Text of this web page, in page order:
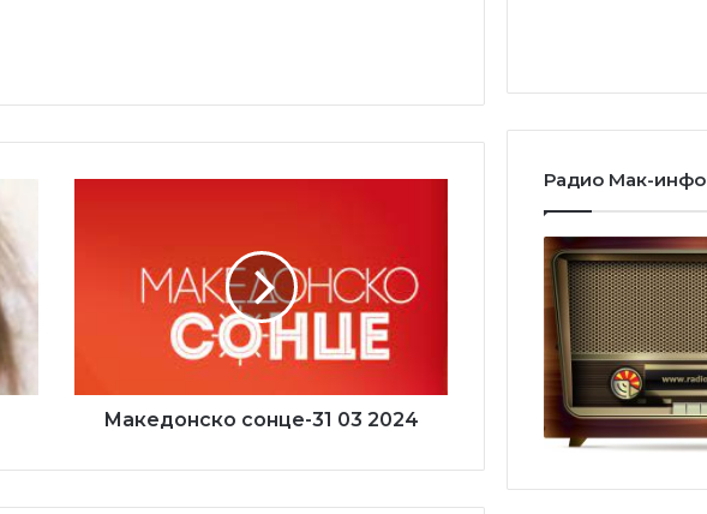
Македонско сонце-31 03 2024
Радио Мак-инфо